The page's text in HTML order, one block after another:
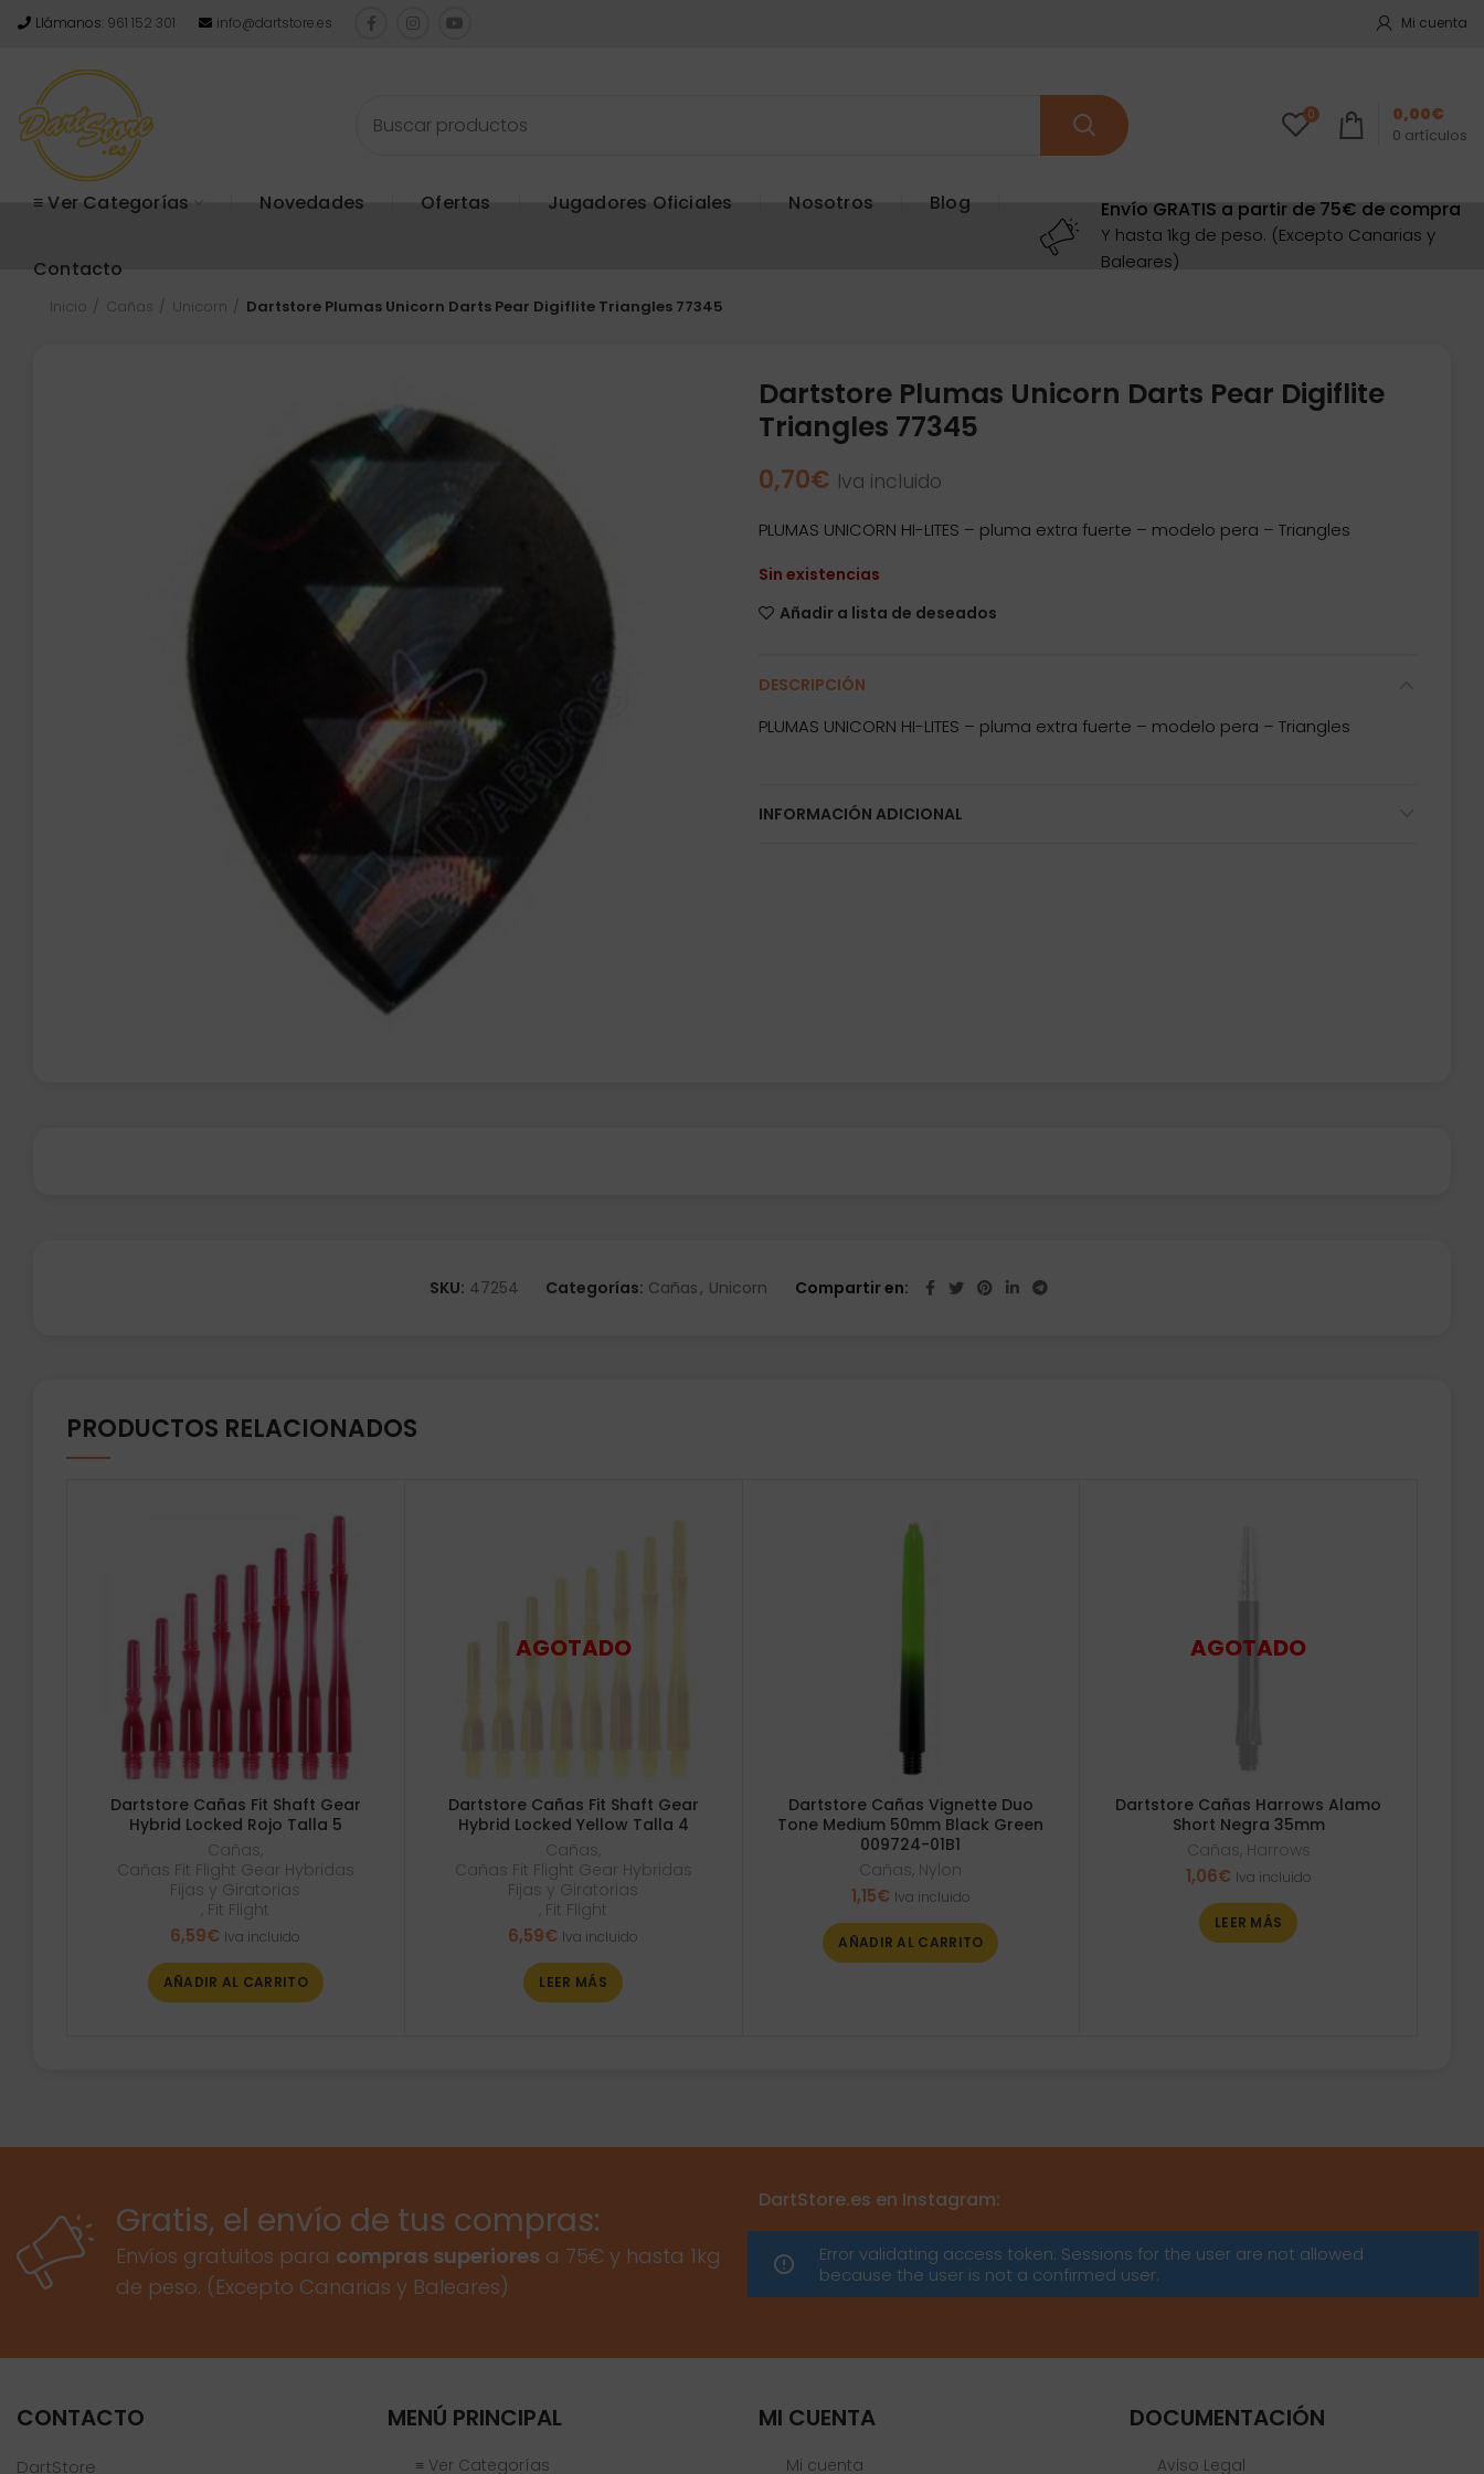
Llámanos: 961 152 301 info@dartstore.es Mi cuenta
0
0 artículos
0,00€
≡ Ver Categorías Novedades Ofertas Jugadores Oficiales Nosotros Blog
Contacto
Envío GRATIS a partir de 75€ de compra
Y hasta 1kg de peso. (Excepto Canarias y
Baleares)
Inicio Cañas Unicorn Dartstore Plumas Unicorn Darts Pear Digiflite Triangles 77345
Dartstore Plumas Unicorn Darts Pear Digiflite
Triangles 77345
0,70€ Iva incluido
PLUMAS UNICORN HI-LITES – pluma extra fuerte – modelo pera – Triangles
Sin existencias
Añadir a lista de deseados
DESCRIPCIÓN
PLUMAS UNICORN HI-LITES – pluma extra fuerte – modelo pera – Triangles
INFORMACIÓN ADICIONAL
SKU: 47254 Categorías: Cañas , Unicorn Compartir en
PRODUCTOS RELACIONADOS
Dartstore Cañas Fit Shaft Gear
Hybrid Locked Rojo Talla 5
Cañas,
Cañas Fit Flight Gear Hybridas
Fijas y Giratorias
, Fit Flight
6,59€ Iva incluido
AÑADIR AL CARRITO
Dartstore Cañas Fit Shaft Gear
Hybrid Locked Yellow Talla 4
Cañas,
Cañas Fit Flight Gear Hybridas
Fijas y Giratorias
, Fit Flight
6,59€ Iva incluido
LEER MÁS
Dartstore Cañas Vignette Duo
Tone Medium 50mm Black Green
009724-01B1
Cañas, Nylon
1,15€ Iva incluido
AÑADIR AL CARRITO
Dartstore Cañas Harrows Alamo
Short Negra 35mm
Cañas, Harrows
1,06€ Iva incluido
LEER MÁS
Gratis, el envío de tus compras:
Envíos gratuitos para compras superiores a 75€ y hasta 1kg
de peso. (Excepto Canarias y Baleares)
DartStore.es en Instagram:
Error validating access token: Sessions for the user are not allowed
because the user is not a confirmed user.
CONTACTO
DartStore
MENÚ PRINCIPAL
≡ Ver Categorías
MI CUENTA
Mi cuenta
DOCUMENTACIÓN
Aviso Legal